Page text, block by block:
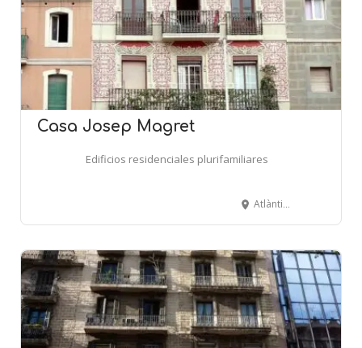
Casa Josep Magret
Edificios residenciales plurifamiliares
Atlàntida, 47 - BARCELONA